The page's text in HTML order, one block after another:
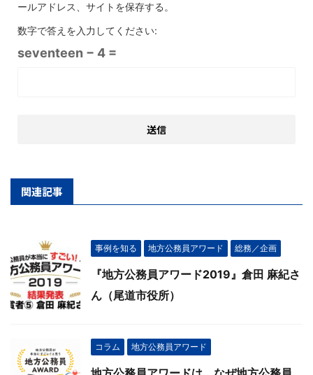
ールアドレス、サイトを保存する。
数字で答えを入力してください:
seventeen − 4 =
関連記事
事例を知る 地方公務員アワード 総務／企画
『地方公務員アワード2019』倉田 麻紀さ
ん（尾道市役所）
コラム 地方公務員アワード